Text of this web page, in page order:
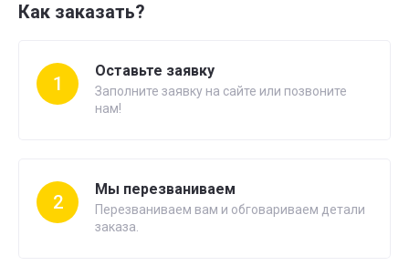
Как заказать?
1
Оставьте заявку
Заполните заявку на сайте или позвоните
нам!
2
Мы перезваниваем
Перезваниваем вам и обговариваем детали
заказа.